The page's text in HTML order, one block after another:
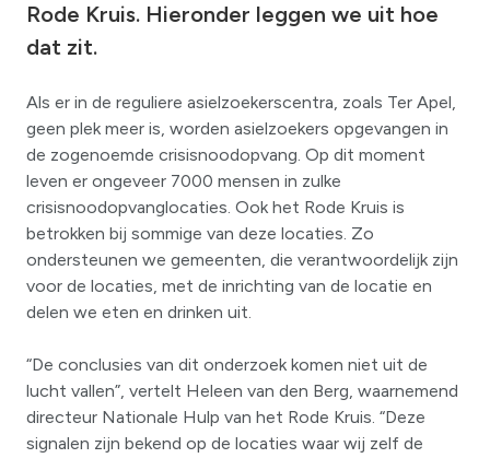
Rode Kruis. Hieronder leggen we uit hoe
dat zit.
Als er in de reguliere asielzoekerscentra, zoals Ter Apel,
geen plek meer is, worden asielzoekers opgevangen in
de zogenoemde crisisnoodopvang. Op dit moment
leven er ongeveer 7000 mensen in zulke
crisisnoodopvanglocaties. Ook het Rode Kruis is
betrokken bij sommige van deze locaties. Zo
ondersteunen we gemeenten, die verantwoordelijk zijn
voor de locaties, met de inrichting van de locatie en
delen we eten en drinken uit.
“De conclusies van dit onderzoek komen niet uit de
lucht vallen”, vertelt Heleen van den Berg, waarnemend
directeur Nationale Hulp van het Rode Kruis. “Deze
signalen zijn bekend op de locaties waar wij zelf de